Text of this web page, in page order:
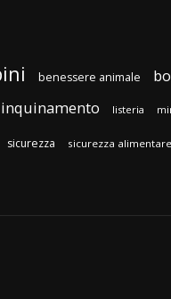
benessere animale
inquinamento listeria
sicurezza sicurezza alimentare